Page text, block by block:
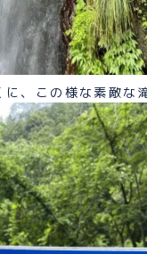
に、この様な素敵な